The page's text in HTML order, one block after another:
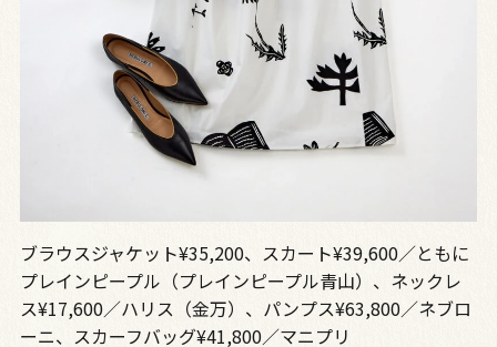
ブラウスジャケット¥35,200、スカート¥39,600／ともに
プレインピープル（プレインピープル青山）、ネックレ
ス¥17,600／ハリス（金万）、パンプス¥63,800／ネブロ
ーニ、スカーフバッグ¥41,800／マニプリ